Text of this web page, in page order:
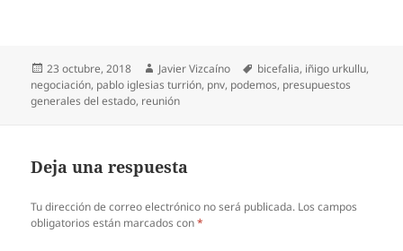
Publicado
el
23 octubre, 2018 Autor
Javier Vizcaíno Etiquetas
bicefalia, iñigo urkullu,
negociación, pablo iglesias turrión, pnv, podemos, presupuestos
generales del estado, reunión
Deja una respuesta
Tu dirección de correo electrónico no será publicada. Los campos
obligatorios están marcados con*